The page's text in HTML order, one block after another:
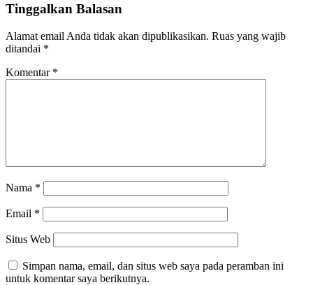
Tinggalkan Balasan
Alamat email Anda tidak akan dipublikasikan. Ruas yang wajib
ditandai *
Komentar *
Nama *
Email *
Situs Web
Simpan nama, email, dan situs web saya pada peramban ini
untuk komentar saya berikutnya.